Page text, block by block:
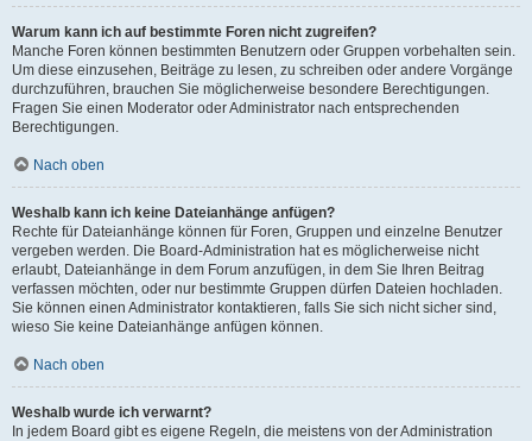
Warum kann ich auf bestimmte Foren nicht zugreifen?
Manche Foren können bestimmten Benutzern oder Gruppen vorbehalten sein.
Um diese einzusehen, Beiträge zu lesen, zu schreiben oder andere Vorgänge
durchzuführen, brauchen Sie möglicherweise besondere Berechtigungen.
Fragen Sie einen Moderator oder Administrator nach entsprechenden
Berechtigungen.
Nach oben
Weshalb kann ich keine Dateianhänge anfügen?
Rechte für Dateianhänge können für Foren, Gruppen und einzelne Benutzer
vergeben werden. Die Board-Administration hat es möglicherweise nicht
erlaubt, Dateianhänge in dem Forum anzufügen, in dem Sie Ihren Beitrag
verfassen möchten, oder nur bestimmte Gruppen dürfen Dateien hochladen.
Sie können einen Administrator kontaktieren, falls Sie sich nicht sicher sind,
wieso Sie keine Dateianhänge anfügen können.
Nach oben
Weshalb wurde ich verwarnt?
In jedem Board gibt es eigene Regeln, die meistens von der Administration